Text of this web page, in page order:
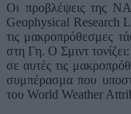
Οι προβλέψεις της
Geophysical Research
τις μακροπρόθεσμες
στη Γη. Ο Σμιντ
σε αυτές τις
συμπέρασμα που
του World Weather